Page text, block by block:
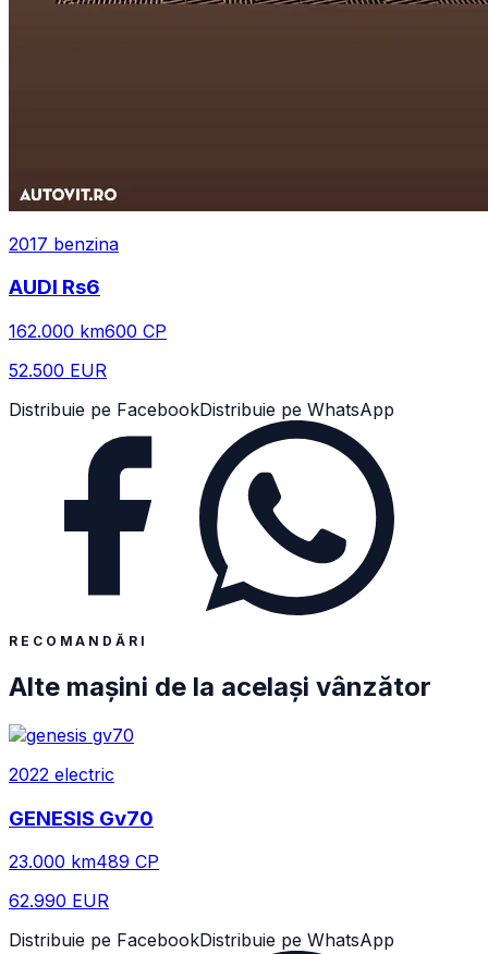
2017 benzina
AUDI Rs6
162.000 km600 CP
52.500 EUR
Distribuie pe FacebookDistribuie pe WhatsApp
RECOMANDĂRI
Alte mașini de la același vânzător
2022 electric
GENESIS Gv70
23.000 km489 CP
62.990 EUR
Distribuie pe FacebookDistribuie pe WhatsApp